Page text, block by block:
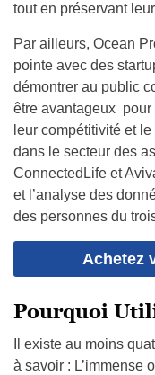
tout en préservant
Par ailleurs, Ocean
pointe avec des
démontrer au public
être avantageux pour
leur compétitivité et
dans le secteur des
ConnectedLife et
et l’analyse des
des personnes du
Achetez
Pourquoi
Il existe au moins
à savoir : L’immense